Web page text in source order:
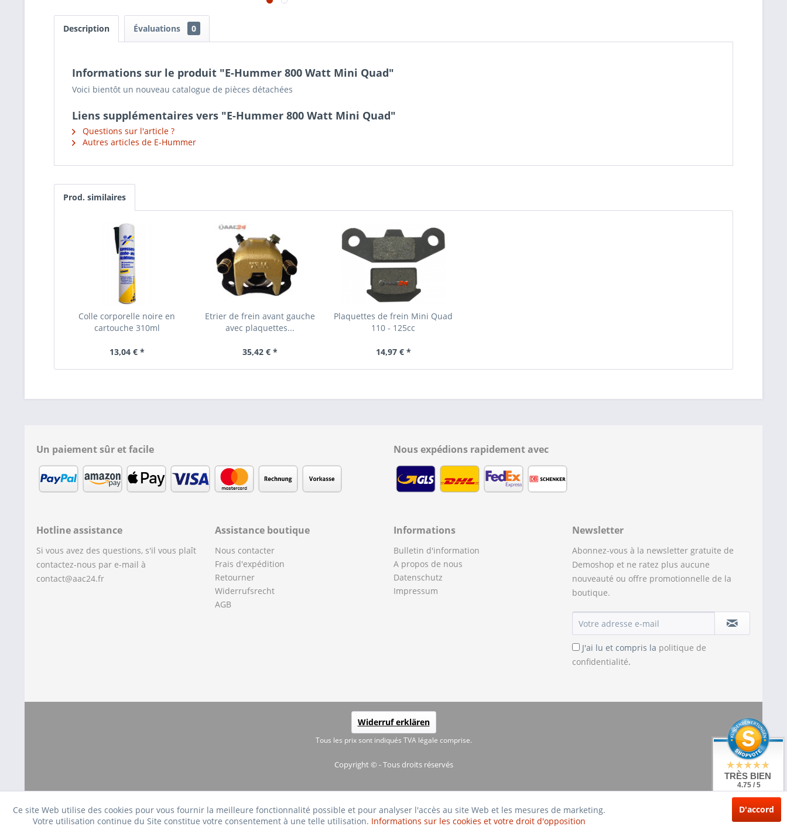
Description Évaluations 0
Informations sur le produit "E-Hummer 800 Watt Mini Quad"
Voici bientôt un nouveau catalogue de pièces détachées
Liens supplémentaires vers "E-Hummer 800 Watt Mini Quad"
Questions sur l'article ?
Autres articles de E-Hummer
Prod. similaires
Colle corporelle noire en
cartouche 310ml
13,04 € *
Etrier de frein avant gauche
avec plaquettes...
35,42 € *
Plaquettes de frein Mini Quad
110 - 125cc
14,97 € *
Un paiement sûr et facile Nous expédions rapidement avec
Hotline assistance
Si vous avez des questions, s'il vous plaît
contactez-nous par e-mail à
contact@aac24.fr
Assistance boutique
Nous contacter
Frais d'expédition
Retourner
Widerrufsrecht
AGB
Informations
Bulletin d'information
A propos de nous
Datenschutz
Impressum
Newsletter
Abonnez-vous à la newsletter gratuite de
Demoshop et ne ratez plus aucune
nouveauté ou offre promotionnelle de la
boutique.
J'ai lu et compris la politique de
confidentialité.
Widerruf erklären
Tous les prix sont indiqués TVA légale comprise.
Copyright © - Tous droits réservés
Ce site Web utilise des cookies pour vous fournir la meilleure fonctionnalité possible et pour analyser l'accès au site Web et les mesures de marketing.
Votre utilisation continue du Site constitue votre consentement à une telle utilisation. Informations sur les cookies et votre droit d'opposition
D'accord
TRÈS BIEN
4.75 / 5
de 20 Évaluations
à: shopvote.de